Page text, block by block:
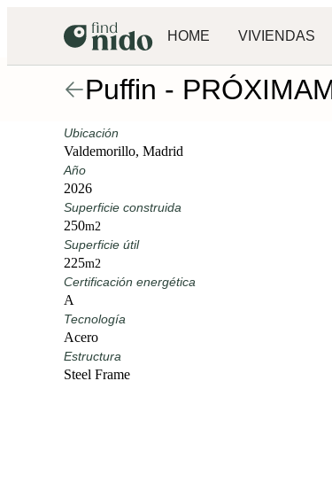
HOME VIVIENDAS
Puffin -
Ubicación
Valdemorillo, Madrid
Año
2026
Superficie construida
250m2
Superficie útil
225m2
Certificación energética
A
Tecnología
Acero
Estructura
Steel Frame